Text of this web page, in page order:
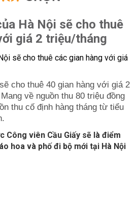
Hà Nội sẽ cho thuê
giá 2 triệu/tháng
cho thuê 40 gian hàng với giá 2
về nguồn thu 80 triệu đồng
thu cố định hàng tháng từ tiểu
Công viên Cầu Giấy sẽ là điểm
hoa và phố đi bộ mới tại Hà Nội